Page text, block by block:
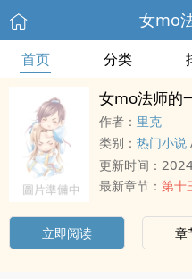
女mo
首页 分类
女mo法师的
作者： 里克
类别： 热门小说
更新时间：
最新章节： 第十
立即阅读 章